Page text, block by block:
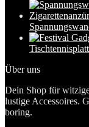
Über uns
Dein Shop für
lustige Accessoires.
boring.